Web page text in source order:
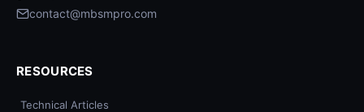
contact@mbsmpro.com
RESOURCES
Technical Articles